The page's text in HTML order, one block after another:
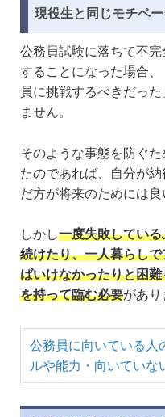
現役生と同じモチベ
公務員試験に落ちて不
することになった場合
員に挑戦するべきだっ
ません。
そのような事態を防ぐ
たのであれば、自分が
だ方が将来のためには良
しかし一度失敗してい
続けたり、一人暮らし
ばいけなかったりと困
を持って臨む必要があり
公務員に向いている人
ルや能力・向いていな